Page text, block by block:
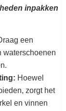
inpakken
een
waterschoenen
Hoewel
zorgt het
en vinnen